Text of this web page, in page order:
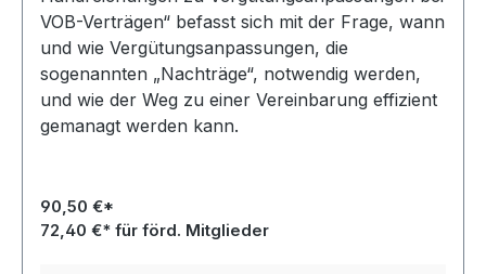
VOB-Verträgen“ befasst sich mit der Frage, wann
und wie Vergütungsanpassungen, die
sogenannten „Nachträge“, notwendig werden,
und wie der Weg zu einer Vereinbarung effizient
gemanagt werden kann.
90,50 €*
72,40 €* für förd. Mitglieder